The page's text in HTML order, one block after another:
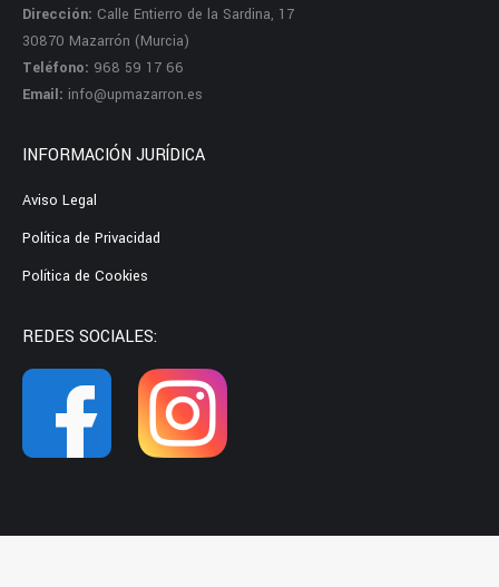
Dirección: Calle Entierro de la Sardina, 17
30870 Mazarrón (Murcia)
Teléfono: 968 59 17 66
Email: info@upmazarron.es
INFORMACIÓN JURÍDICA
Aviso Legal
Política de Privacidad
Política de Cookies
REDES SOCIALES: